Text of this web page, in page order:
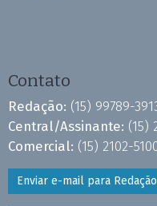
Contato
Redação: (15) 99789-
Central/Assinante: (15)
Comercial: (15) 2102-
Enviar e-mail para Redação